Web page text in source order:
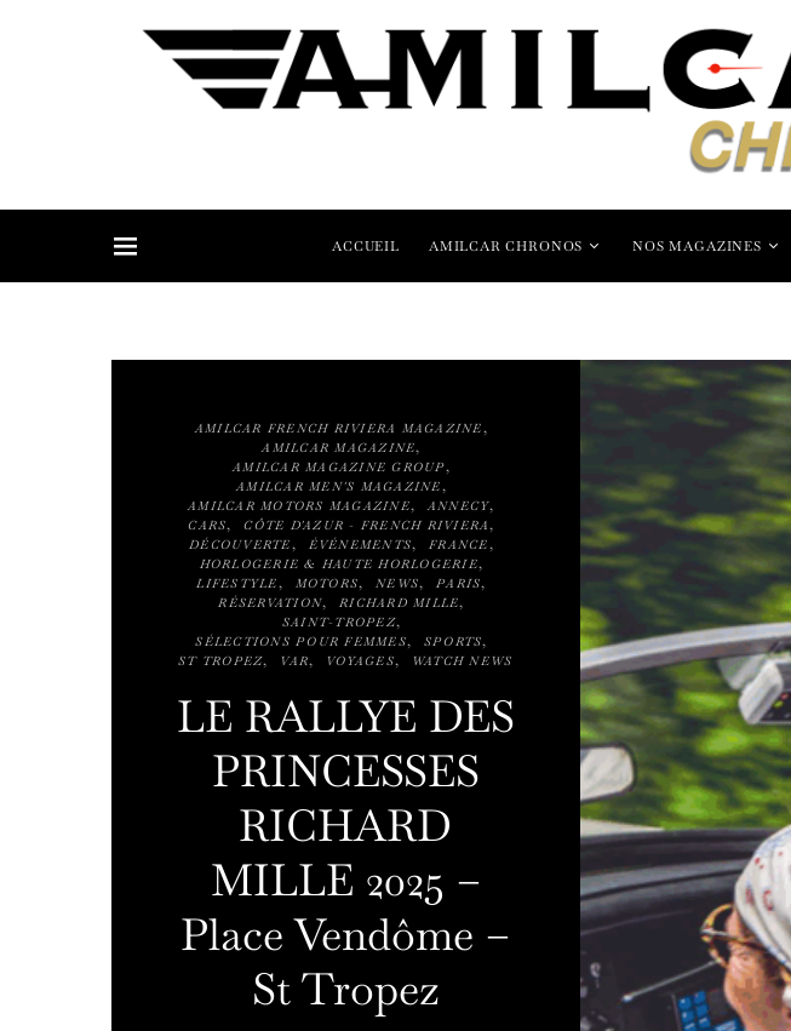
ACCUEIL AMILCAR CHRONOS NOS MAGAZINES
AMILCAR FRENCH RIVIERA MAGAZINE
AMILCAR MAGAZINE
AMILCAR MAGAZINE GROUP
AMILCAR MEN'S MAGAZINE
AMILCAR MOTORS MAGAZINE
ANNECY
CARS
CÔTE D'AZUR - FRENCH RIVIERA
DÉCOUVERTE
ÉVÉNEMENTS
FRANCE
HORLOGERIE & HAUTE HORLOGERIE
LIFESTYLE
MOTORS NEWS
PARIS
RÉSERVATION
RICHARD MILLE
SAINT-TROPEZ
SÉLECTIONS POUR FEMMES
SPORTS
ST TROPEZ
VAR VOYAGES WATCH NEWS
LE RALLYE DES
PRINCESSES
RICHARD
MILLE 2025 –
Place Vendôme –
St Tropez